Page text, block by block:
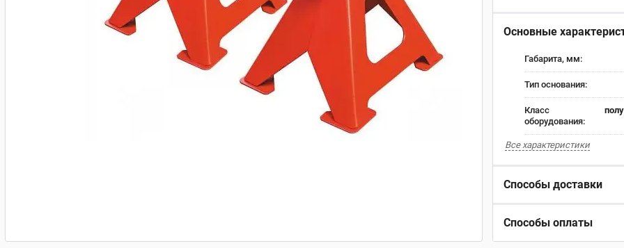
Основные
Габарита, мм:
Тип основания:
Класс
оборудования:
Все характеристики
Способы доставки
Способы оплаты